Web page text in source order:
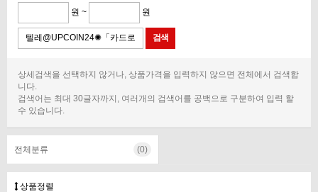
원 ~ 원
상세검색을 선택하지 않거나, 상품가격을 입력하지 않으면 전체에서 검색합
니다.
검색어는 최대 30글자까지, 여러개의 검색어를 공백으로 구분하여 입력 할
수 있습니다.
전체분류 (0)
상품정렬